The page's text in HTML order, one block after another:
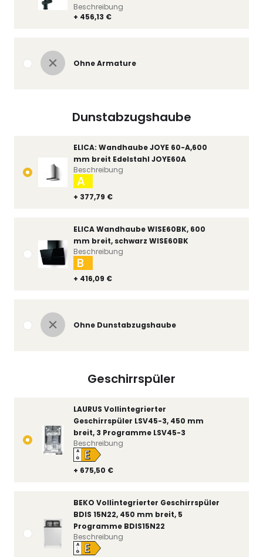
+ 456,13 €
Beschreibung
Ohne Armature
Dunstabzugshaube
ELICA: Wandhaube JOYE 60-A,600
mm breit Edelstahl JOYE60A
+ 377,79 €
A
Beschreibung
ELICA Wandhaube WISE60BK, 600
mm breit, schwarz WISE60BK
+ 416,09 €
B
Beschreibung
Ohne Dunstabzugshaube
Geschirrspüler
LAURUS Vollintegrierter
Geschirrspüler LSV45-3, 450 mm
breit, 3 Programme LSV45-3
+ 675,50 €
A
↑
G E
Beschreibung
BEKO Vollintegrierter Geschirrspüler
BDIS 15N22, 450 mm breit, 5
Programme BDIS15N22
A
↑
G E
Beschreibung